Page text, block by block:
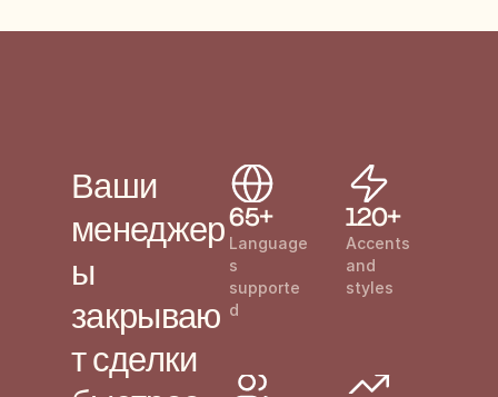
Ваши
менеджер
ы
закрываю
т сделки
65+
Language
s
supporte
d
120+
Accents
and
styles